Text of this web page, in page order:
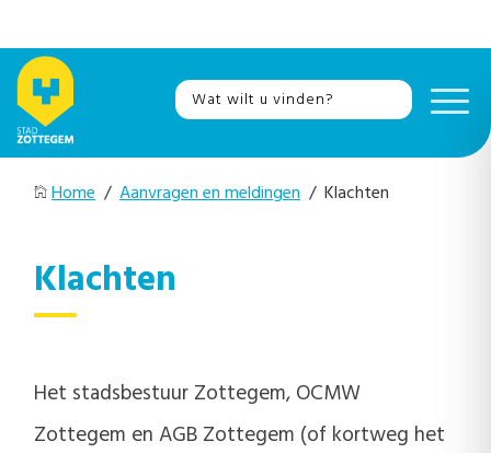
Home / Aanvragen en meldingen / Klachten
Klachten
Het stadsbestuur Zottegem, OCMW
Zottegem en AGB Zottegem (of kortweg het